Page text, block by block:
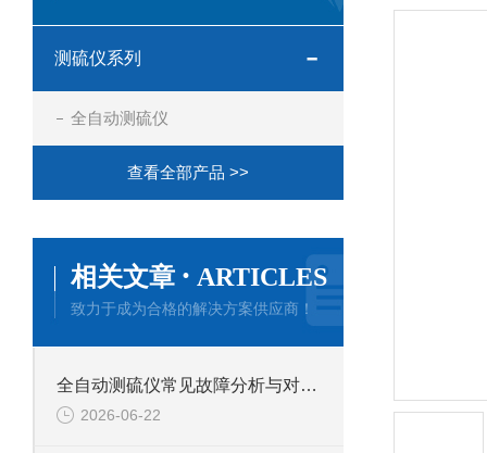
测硫仪系列
全自动测硫仪
查看全部产品 >>
相关文章 · ARTICLES
致力于成为合格的解决方案供应商！
全自动测硫仪常见故障分析与对应解决策略分享
2026-06-22